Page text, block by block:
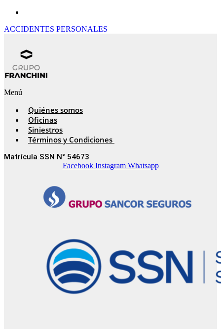
ACCIDENTES PERSONALES
Menú
Quiénes somos
Oficinas
Siniestros
Términos y Condiciones
Matrícula SSN N° 54673
Facebook Instagram Whatsapp